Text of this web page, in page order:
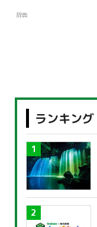
辞典
ランキング